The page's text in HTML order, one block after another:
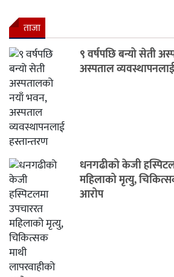
ताजा
९ वर्षपछि बन्यो सेती
अस्पताल
धनगढीको केजी
महिलाको मृत्यु,
आरोप